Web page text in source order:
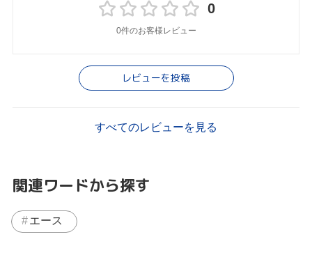
0
0件のお客様レビュー
レビューを投稿
すべてのレビューを見る
関連ワードから探す
エース